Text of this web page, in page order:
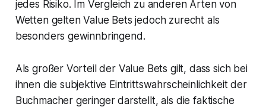
jedes Risiko. Im Vergleich zu anderen Arten von
Wetten gelten Value Bets jedoch zurecht als
besonders gewinnbringend.
Als großer Vorteil der Value Bets gilt, dass sich bei
ihnen die subjektive Eintrittswahrscheinlichkeit der
Buchmacher geringer darstellt, als die faktische